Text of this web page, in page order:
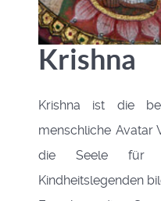
Krishna
Krishna ist die
menschliche Avatar
die Seele für
Kindheitslegenden